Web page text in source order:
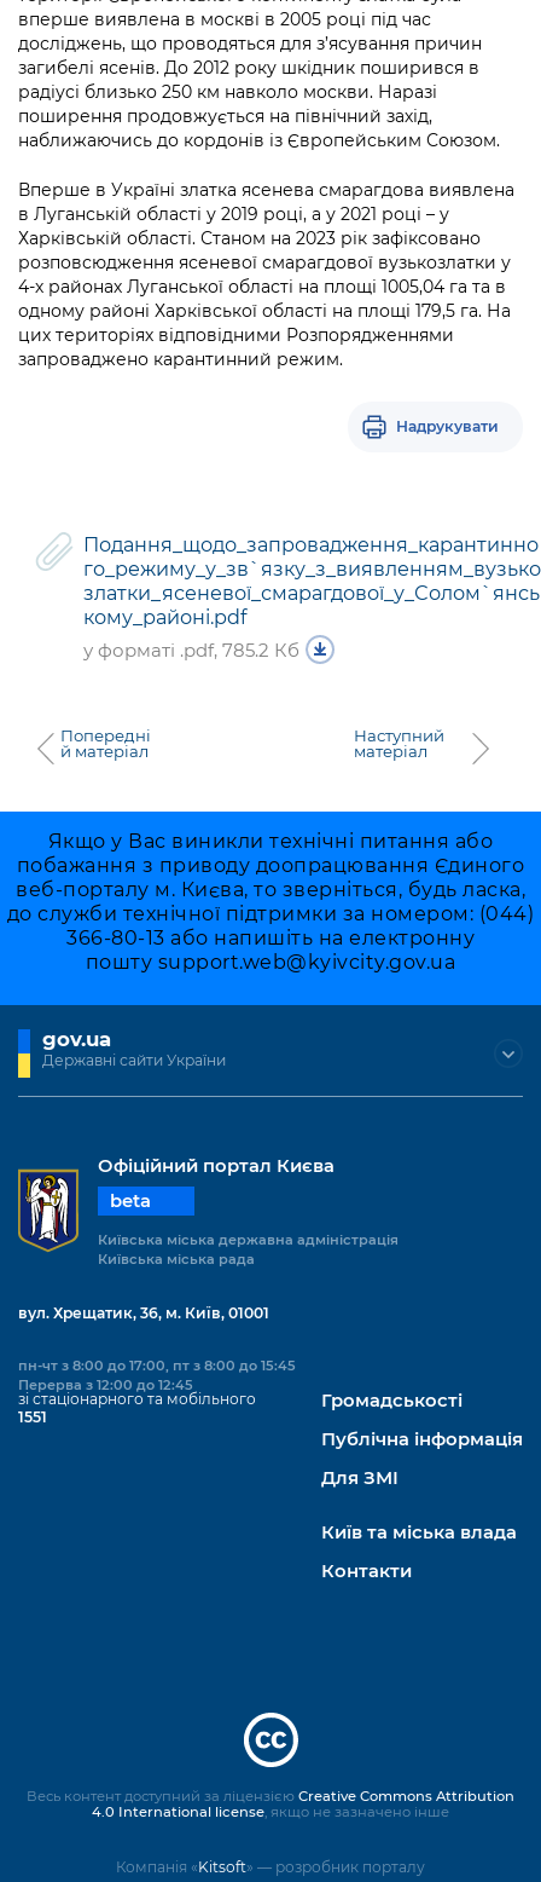
вперше виявлена в москві в 2005 році під час
досліджень, що проводяться для з’ясування причин
загибелі ясенів. До 2012 року шкідник поширився в
радіусі близько 250 км навколо москви. Наразі
поширення продовжується на північний захід,
наближаючись до кордонів із Європейським Союзом.
Вперше в Україні златка ясенева смарагдова виявлена
в Луганській області у 2019 році, а у 2021 році – у
Харківській області. Станом на 2023 рік зафіксовано
розповсюдження ясеневої смарагдової вузькозлатки у
4-х районах Луганської області на площі 1005,04 га та в
одному районі Харківської області на площі 179,5 га. На
цих територіях відповідними Розпорядженнями
запроваджено карантинний режим.
Надрукувати
Подання_щодо_запровадження_карантинно
го_режиму_у_зв`язку_з_виявленням_вузько
златки_ясеневої_смарагдової_у_Солом`янсь
кому_районі.pdf
у форматі .pdf, 785.2 Кб
Попередні
й матеріал
Наступний
матеріал
Якщо у Вас виникли технічні питання або
побажання з приводу доопрацювання Єдиного
веб-порталу м. Києва, то зверніться, будь ласка,
до служби технічної підтримки за номером: (044)
366-80-13 або напишіть на електронну
пошту support.web@kyivcity.gov.ua
gov.ua
Державні сайти України
Офіційний портал Києва
beta
Київська міська державна адміністрація
Київська міська рада
вул. Хрещатик, 36, м. Київ, 01001
пн-чт з 8:00 до 17:00, пт з 8:00 до 15:45
Перерва з 12:00 до 12:45
зі стаціонарного та мобільного
1551
Громадськості
Публічна інформація
Для ЗМІ
Київ та міська влада
Контакти
Компанія «Kitsoft» — розробник порталу
Весь контент доступний за ліцензією Creative Commons Attribution
4.0 International license , якщо не зазначено інше